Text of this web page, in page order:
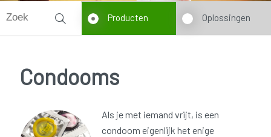
Producten Oplossingen
Condooms
Als je met iemand vrijt, is een
condoom eigenlijk het enige